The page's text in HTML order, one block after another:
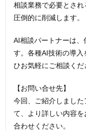
相談業務で必要とさ
圧倒的に削減します。
AI相談パートナーは
す。各種AI技術の導
ひお気軽にご相談くだ
【お問い合せ先】
今回、ご紹介しまし
て、より詳しい内容
合わせください。